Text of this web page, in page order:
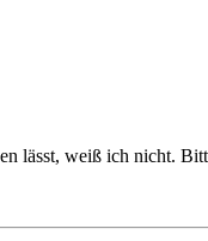
lässt, weiß ich nicht.